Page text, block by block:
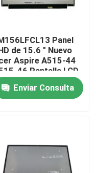
Lenovo
Dell
Acer
Macbook
Panel
de 15.6 " Nuevo
Aspire A515-44
46 Pantalla LCD
Enviar Consulta